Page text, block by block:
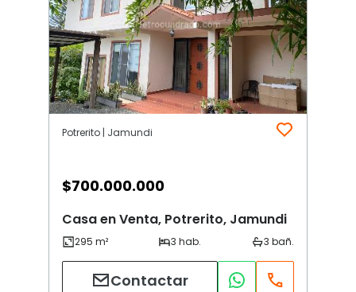
Potrerito | Jamundi
$700.000.000
Casa en Venta, Potrerito, Jamundi
Contactar